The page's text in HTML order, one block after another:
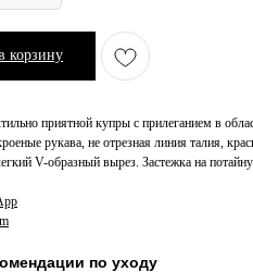
корзину
приятной купры с прилеганием в
рукава, не отрезная линия талия,
V-образный вырез. Застежка на
по уходу